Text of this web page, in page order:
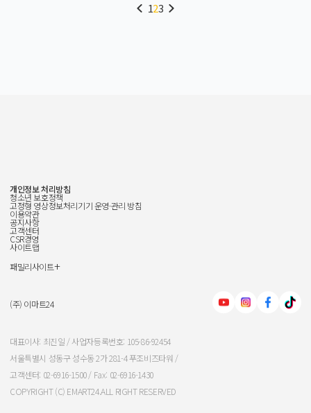
123
개인정보 처리방침
청소년 보호정책
고정형 영상정보처리기기 운영·관리 방침
이용약관
공지사항
고객센터
CSR경영
사이트맵
패밀리사이트+
신세계그룹
신세계백화점
이마트
신세계인터내셔날
신세계푸드
(주) 이마트24
대표이사: 최진일 / 사업자등록번호: 105-86-92454
서울특별시 성동구 성수동 2가 281-4 푸조비즈타워 /
고객센터: 02-6916-1500 / Fax: 02-6916-1430
COPYRIGHT (C) EMART24.ALL RIGHT RESERVED